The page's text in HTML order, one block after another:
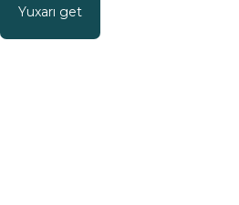
Yuxarı get